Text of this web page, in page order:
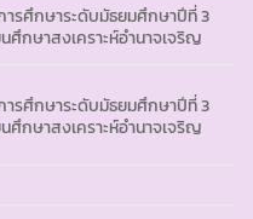
ารศึกษาระดับมัธยมศึกษาปีที่ 3
นศึกษาสงเคราะห์อำนาจเจริญ
ารศึกษาระดับมัธยมศึกษาปีที่ 3
นศึกษาสงเคราะห์อำนาจเจริญ